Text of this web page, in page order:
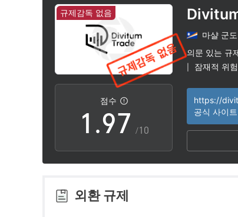
규제감독 없음
점수
0
1
2
3
.
6
7
8
9
5
6
7
8
9
/10
마샬 군도
의문 있는 규
잠재적 위
https://
공식 사이트
외환 규제